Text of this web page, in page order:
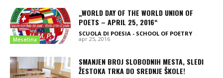
Mesečina
„WORLD DAY OF THE WORLD UNION OF
POETS – APRIL 25, 2016“
SCUOLA DI POESIA - SCHOOL OF POETRY -
apr 25, 2016
SMANJEN BROJ SLOBODNIH MESTA, SLEDI
ŽESTOKA TRKA DO SREDNJE ŠKOLE!